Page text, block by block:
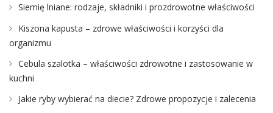
Siemię lniane: rodzaje, składniki i prozdrowotne właściwości
Kiszona kapusta – zdrowe właściwości i korzyści dla
organizmu
Cebula szalotka – właściwości zdrowotne i zastosowanie w
kuchni
Jakie ryby wybierać na diecie? Zdrowe propozycje i zalecenia